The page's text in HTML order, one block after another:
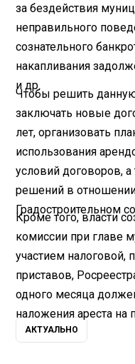
за бездействия
неправильного
сознательного
накапливания
и др.
Чтобы решить
заключать новые
лет, организовать
использования
условий договоров, а
решений в
Градостроительном
Кроме того, власти
комиссии при главе
участием налоговой,
приставов,
одного месяца
наложения ареста на
АКТУАЛЬНО